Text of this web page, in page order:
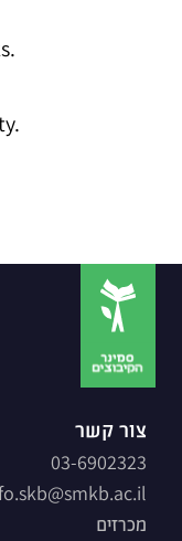
צור קשר
03-6902323
מכרזים